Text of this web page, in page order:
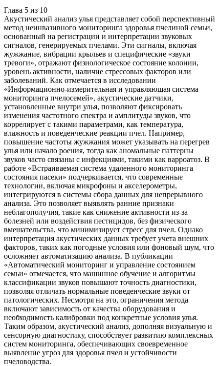
Глава 5 из 10
Акустический анализ улья представляет собой перспективный
метод неинвазивного мониторинга здоровья пчелиной семьи,
основанный на регистрации и интерпретации звуковых
сигналов, генерируемых пчелами. Эти сигналы, включая
жужжание, вибрации крыльев и специфические «звуки
тревоги», отражают физиологическое состояние колонии,
уровень активности, наличие стрессовых факторов или
заболеваний. Как отмечается в исследовании
«Информационно-измерительная и управляющая система
мониторинга пчелосемей», акустические датчики,
установленные внутри улья, позволяют фиксировать
изменения частотного спектра и амплитуды звуков, что
коррелирует с такими параметрами, как температура,
влажность и поведенческие реакции пчел. Например,
повышение частоты жужжания может указывать на перегрев
улья или начало роения, тогда как аномальные паттерны
звуков часто связаны с инфекциями, такими как варроатоз. В
работе «Встраиваемая система удаленного мониторинга
состояния пасеки» подчеркивается, что современные
технологии, включая микрофоны и акселерометры,
интегрируются в системы сбора данных для непрерывного
анализа. Это позволяет выявлять ранние признаки
неблагополучия, такие как снижение активности из-за
болезней или воздействия пестицидов, без физического
вмешательства, что минимизирует стресс для пчел. Однако
интерпретация акустических данных требует учета внешних
факторов, таких как погодные условия или фоновый шум, что
осложняет автоматизацию анализа. В публикации
«Автоматический мониторинг и управление состоянием
семьи» отмечается, что машинное обучение и алгоритмы
классификации звуков повышают точность диагностики,
позволяя отличать нормальные поведенческие звуки от
патологических. Несмотря на это, ограничения метода
включают зависимость от качества оборудования и
необходимость калибровки под конкретные условия улья.
Таким образом, акустический анализ, дополняя визуальную и
сенсорную диагностику, способствует развитию комплексных
систем мониторинга, обеспечивающих своевременное
выявление угроз для здоровья пчел и устойчивости
пчеловодства.